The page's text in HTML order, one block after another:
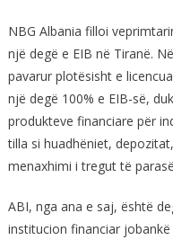
NBG Albania filloi
një degë e EIB në Tiranë.
pavarur plotësisht e
një degë 100% e EIB-së,
produkteve financiare për
tilla si huadhëniet,
menaxhimi i tregut të
ABI, nga ana e saj, është
institucion financiar